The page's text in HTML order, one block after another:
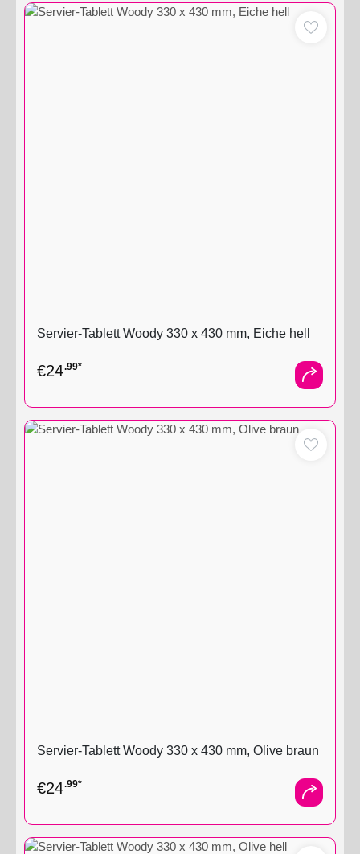
Servier-Tablett Woody 330 x 430 mm, Eiche hell
€24.99*
Servier-Tablett Woody 330 x 430 mm, Olive braun
€24.99*